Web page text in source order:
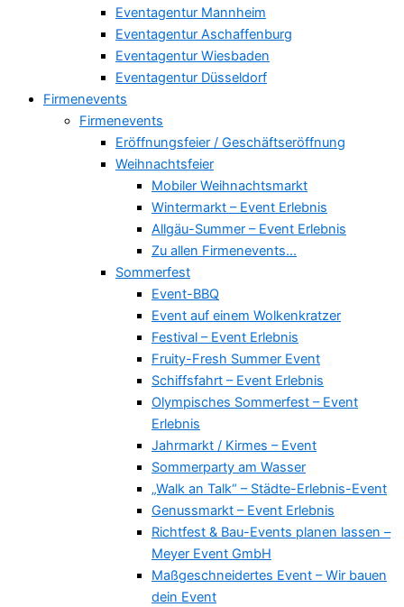
Eventagentur Mannheim
Eventagentur Aschaffenburg
Eventagentur Wiesbaden
Eventagentur Düsseldorf
Firmenevents
Firmenevents
Eröffnungsfeier / Geschäftseröffnung
Weihnachtsfeier
Mobiler Weihnachtsmarkt
Wintermarkt – Event Erlebnis
Allgäu-Summer – Event Erlebnis
Zu allen Firmenevents…
Sommerfest
Event-BBQ
Event auf einem Wolkenkratzer
Festival – Event Erlebnis
Fruity-Fresh Summer Event
Schiffsfahrt – Event Erlebnis
Olympisches Sommerfest – Event
Erlebnis
Jahrmarkt / Kirmes – Event
Sommerparty am Wasser
„Walk an Talk“ – Städte-Erlebnis-Event
Genussmarkt – Event Erlebnis
Richtfest & Bau-Events planen lassen –
Meyer Event GmbH
Maßgeschneidertes Event – Wir bauen
dein Event